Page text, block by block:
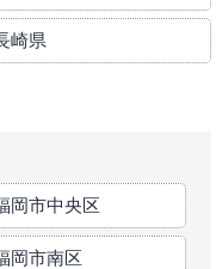
崎県
岡市中央区
岡市南区